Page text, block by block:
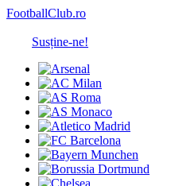
FootballClub.ro
Susține-ne!